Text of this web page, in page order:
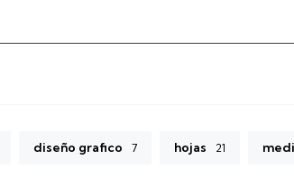
diseño grafico 7 hojas 21